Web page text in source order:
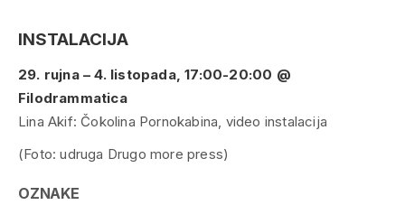
INSTALACIJA
29. rujna – 4. listopada, 17:00-20:00 @
Filodrammatica
Lina Akif: Čokolina Pornokabina, video instalacija
(Foto: udruga Drugo more press)
OZNAKE